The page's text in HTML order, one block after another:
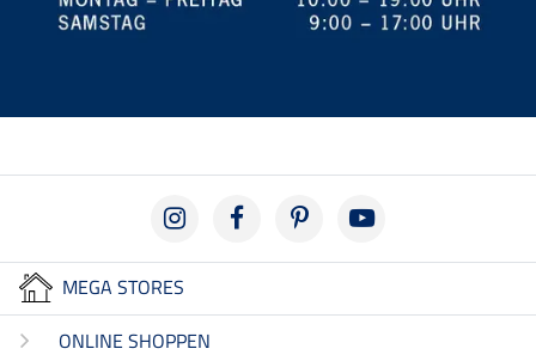
MEGA STORES
ONLINE SHOPPEN